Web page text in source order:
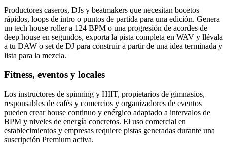
Productores caseros, DJs y beatmakers que necesitan bocetos
rápidos, loops de intro o puntos de partida para una edición. Genera
un tech house roller a 124 BPM o una progresión de acordes de
deep house en segundos, exporta la pista completa en WAV y llévala
a tu DAW o set de DJ para construir a partir de una idea terminada y
lista para la mezcla.
Fitness, eventos y locales
Los instructores de spinning y HIIT, propietarios de gimnasios,
responsables de cafés y comercios y organizadores de eventos
pueden crear house continuo y enérgico adaptado a intervalos de
BPM y niveles de energía concretos. El uso comercial en
establecimientos y empresas requiere pistas generadas durante una
suscripción Premium activa.